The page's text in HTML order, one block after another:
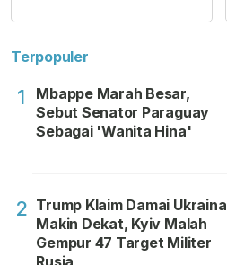
Terpopuler
1
Mbappe Marah Besar,
Sebut Senator Paraguay
Sebagai 'Wanita Hina'
2 Trump Klaim Damai Ukraina
Makin Dekat, Kyiv Malah
Gempur 47 Target Militer
Rusia